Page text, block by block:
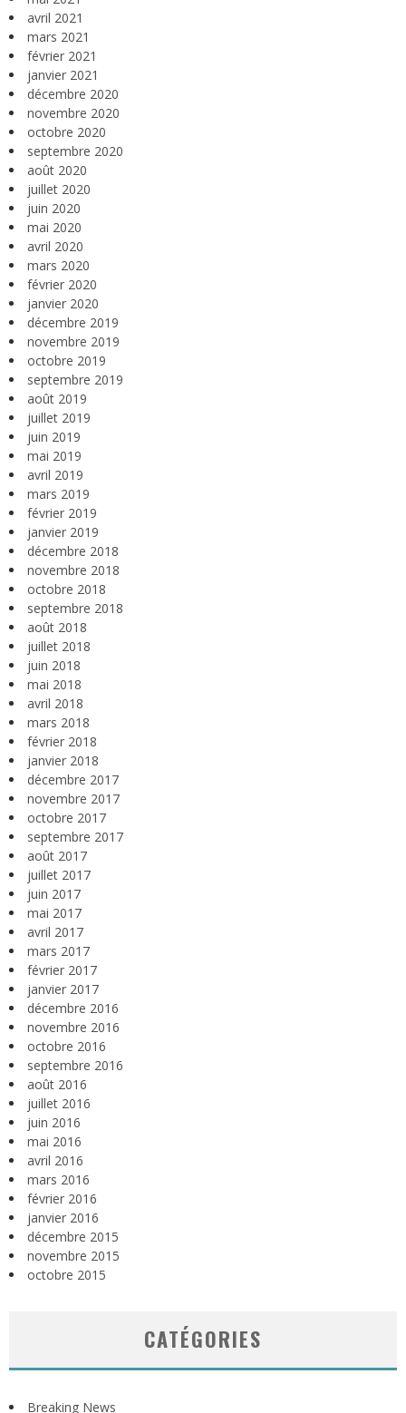
avril 2021
mars 2021
février 2021
janvier 2021
décembre 2020
novembre 2020
octobre 2020
septembre 2020
août 2020
juillet 2020
juin 2020
mai 2020
avril 2020
mars 2020
février 2020
janvier 2020
décembre 2019
novembre 2019
octobre 2019
septembre 2019
août 2019
juillet 2019
juin 2019
mai 2019
avril 2019
mars 2019
février 2019
janvier 2019
décembre 2018
novembre 2018
octobre 2018
septembre 2018
août 2018
juillet 2018
juin 2018
mai 2018
avril 2018
mars 2018
février 2018
janvier 2018
décembre 2017
novembre 2017
octobre 2017
septembre 2017
août 2017
juillet 2017
juin 2017
mai 2017
avril 2017
mars 2017
février 2017
janvier 2017
décembre 2016
novembre 2016
octobre 2016
septembre 2016
août 2016
juillet 2016
juin 2016
mai 2016
avril 2016
mars 2016
février 2016
janvier 2016
décembre 2015
novembre 2015
octobre 2015
CATÉGORIES
Breaking News